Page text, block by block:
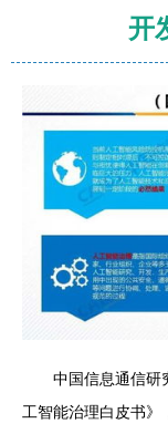
开
中国信息通信研
工智能治理白皮书》